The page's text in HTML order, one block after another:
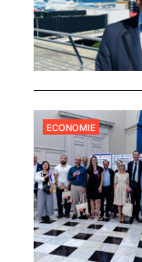
ECONOMIE